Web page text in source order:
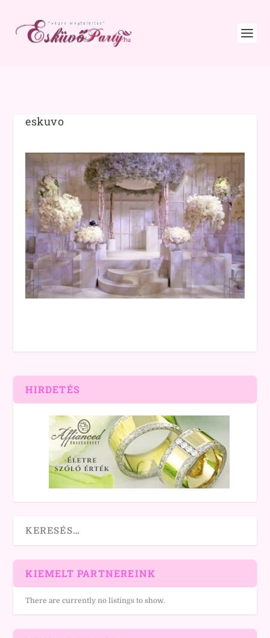
eskuvo
HIRDETÉS
KIEMELT PARTNEREINK
There are currently no listings to show.